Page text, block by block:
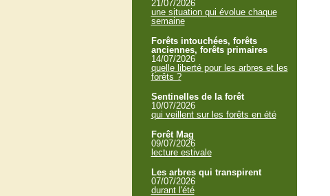
21/07/2026
une situation qui évolue chaque
semaine
Forêts intouchées, forêts
anciennes, forêts primaires
14/07/2026
quelle liberté pour les arbres et les
forêts ?
Sentinelles de la forêt
10/07/2026
qui veillent sur les forêts en été
Forêt Mag
09/07/2026
lecture estivale
Les arbres qui transpirent
07/07/2026
durant l'été